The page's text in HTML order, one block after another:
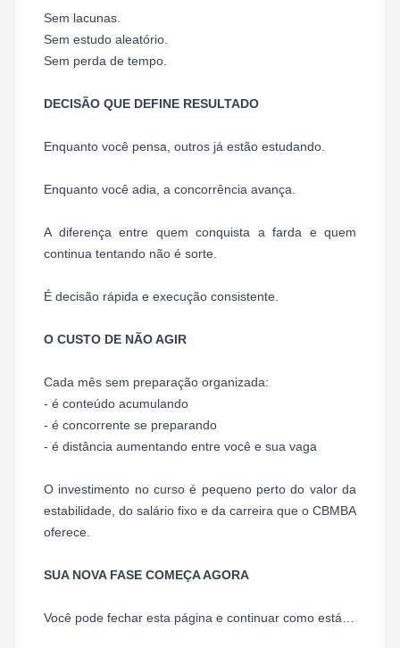
Sem lacunas.
Sem estudo aleatório.
Sem perda de tempo.
DECISÃO QUE DEFINE RESULTADO
Enquanto você pensa, outros já estão estudando.
Enquanto você adia, a concorrência avança.
A diferença entre quem conquista a farda e quem
continua tentando não é sorte.
É decisão rápida e execução consistente.
O CUSTO DE NÃO AGIR
Cada mês sem preparação organizada:
- é conteúdo acumulando
- é concorrente se preparando
- é distância aumentando entre você e sua vaga
O investimento no curso é pequeno perto do valor da
estabilidade, do salário fixo e da carreira que o CBMBA
oferece.
SUA NOVA FASE COMEÇA AGORA
Você pode fechar esta página e continuar como está…